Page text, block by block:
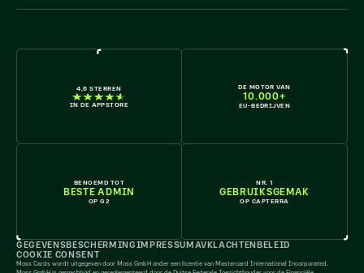
4,6 STERREN
IN DE APPSTORE
DE MOTOR VAN
10.000+
EU-BEDRIJVEN
BENOEMD TOT
BESTE ADMIN
OP G2
NR. 1
GEBRUIKSGEMAK
OP CAPTERRA
GEGEVENSBESCHERMINGIMPRESSUMAVKLACHTENBELEID
COOKIE CONSENT
Moss Cards wordt uitgegeven door Moss GmbH onder een licentie van Mastercard International Incorporated.